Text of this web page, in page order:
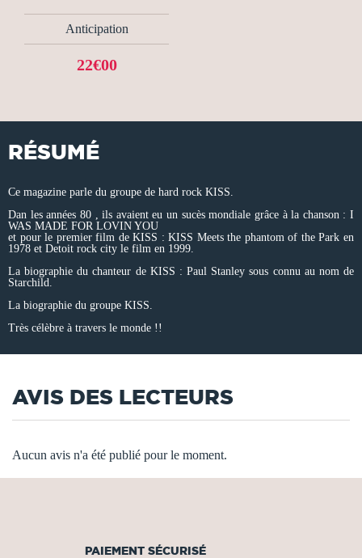
Anticipation
22€00
RÉSUMÉ
Ce magazine parle du groupe de hard rock KISS.
Dan les années 80 , ils avaient eu un sucès mondiale grâce à la chanson : I
WAS MADE FOR LOVIN YOU
et pour le premier film de KISS : KISS Meets the phantom of the Park en
1978 et Detoit rock city le film en 1999.
La biographie du chanteur de KISS : Paul Stanley sous connu au nom de
Starchild.
La biographie du groupe KISS.
Très célèbre à travers le monde !!
AVIS DES LECTEURS
Aucun avis n'a été publié pour le moment.
PAIEMENT SÉCURISÉ